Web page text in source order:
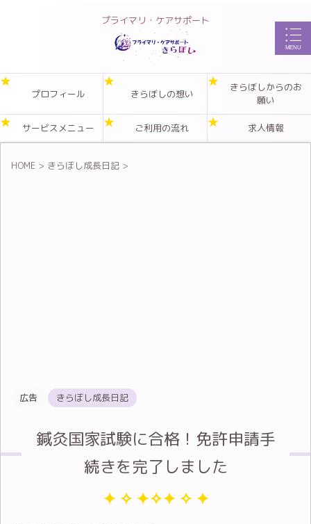
プライマリ・ケアサポート
プロフィール きらぼしの想い
きらぼしからのお
願い
サービスメニュー ご利用の流れ 求人情報
HOME > きらぼし成長日記 >
広告 きらぼし成長日記
鍼灸国家試験に合格！免許申請手
続きを完了しました